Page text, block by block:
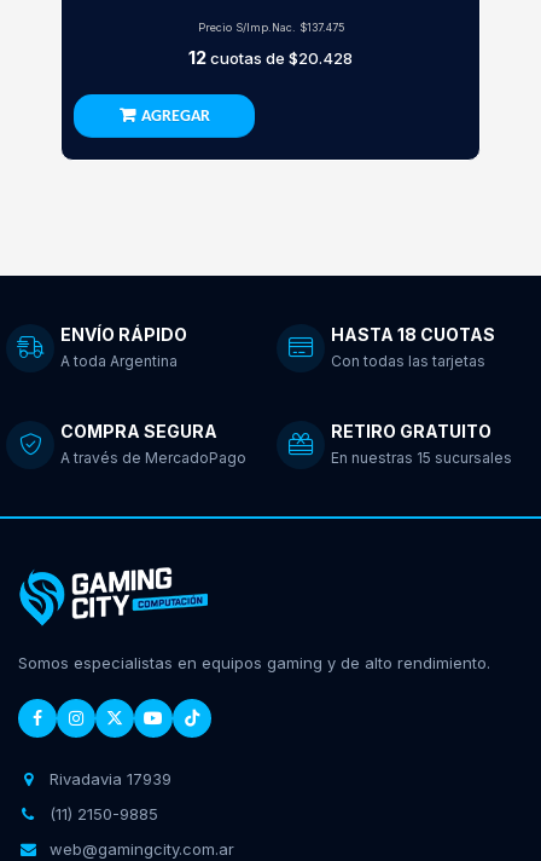
Precio S/Imp.Nac. $137.475
12cuotas de $20.428
AGREGAR
ENVÍO RÁPIDO
A toda Argentina
HASTA 18 CUOTAS
Con todas las tarjetas
COMPRA SEGURA
A través de MercadoPago
RETIRO GRATUITO
En nuestras 15 sucursales
Somos especialistas en equipos gaming y de alto rendimiento.
Rivadavia 17939
(11) 2150-9885
web@gamingcity.com.ar